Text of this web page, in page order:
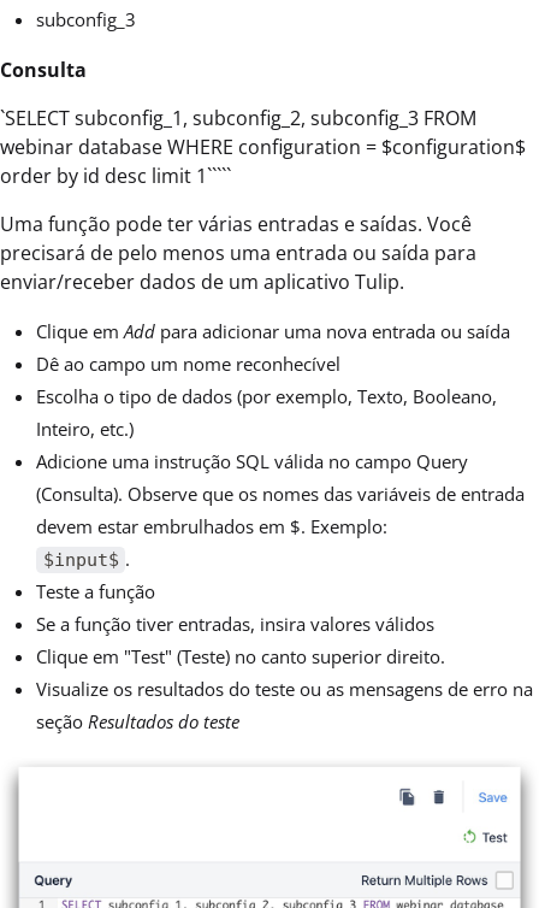
subconfig_3
Consulta
`SELECT subconfig_1, subconfig_2, subconfig_3 FROM
webinar database WHERE configuration = $configuration$
order by id desc limit 1`````
Uma função pode ter várias entradas e saídas. Você
precisará de pelo menos uma entrada ou saída para
enviar/receber dados de um aplicativo Tulip.
Clique em Add para adicionar uma nova entrada ou saída
Dê ao campo um nome reconhecível
Escolha o tipo de dados (por exemplo, Texto, Booleano,
Inteiro, etc.)
Adicione uma instrução SQL válida no campo Query
(Consulta). Observe que os nomes das variáveis de entrada
devem estar embrulhados em $. Exemplo:
$input$ .
Teste a função
Se a função tiver entradas, insira valores válidos
Clique em "Test" (Teste) no canto superior direito.
Visualize os resultados do teste ou as mensagens de erro na
seção Resultados do teste